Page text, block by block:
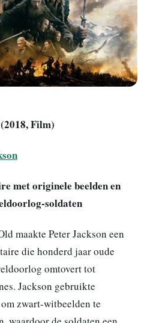
(2018, Film)
met originele beelden en
soldaten
maakte Peter Jackson een
die honderd jaar oude
omtovert tot
Jackson gebruikte
zwart-witbeelden te